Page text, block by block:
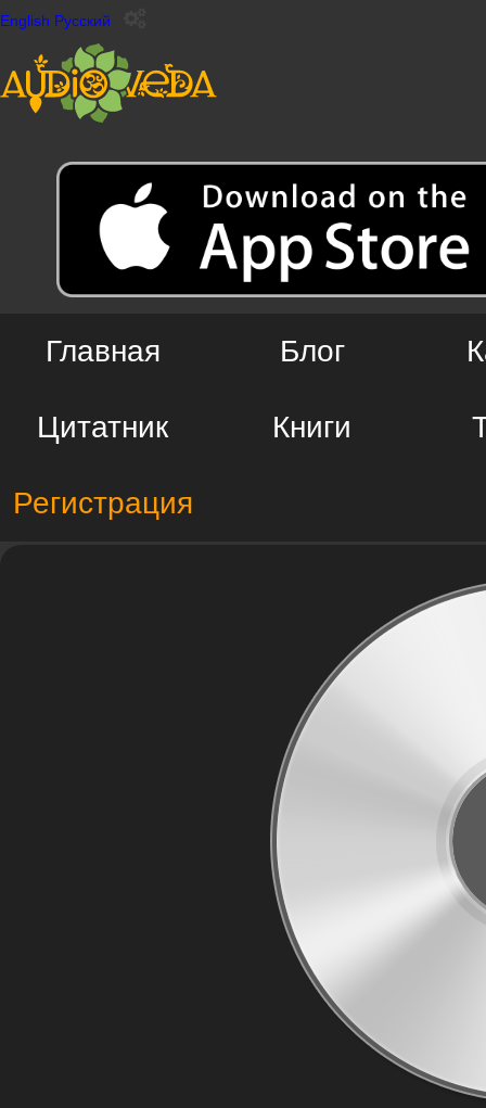
English Русский
Главная Блог
Цитатник Книги
Регистрация